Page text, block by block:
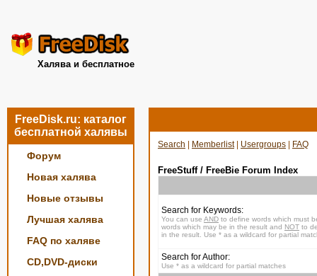
Халява и бесплатное
FreeDisk.ru: каталог
бесплатной халявы
Форум
Новая халява
Новые отзывы
Лучшая халява
FAQ по халяве
CD,DVD-диски
Search Memberlist| Usergroups FAQ
FreeStuff / FreeBie Forum Index
Search for Keywords:
You can use AND to define words which must
words which may be in the result and NOT to
in the result. Use * as a wildcard for partial
Search for Author:
Use * as a wildcard for partial matches